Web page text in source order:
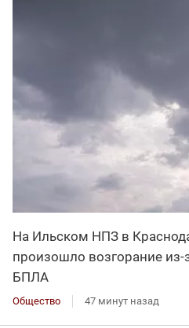
На Ильском НПЗ в
произошло возгорание
БПЛА
Общество 47 минут назад